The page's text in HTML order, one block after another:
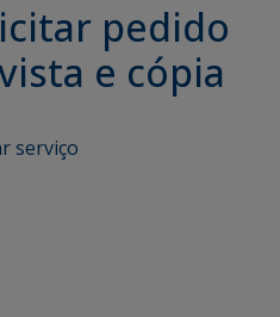
pedido
e cópia
serviço